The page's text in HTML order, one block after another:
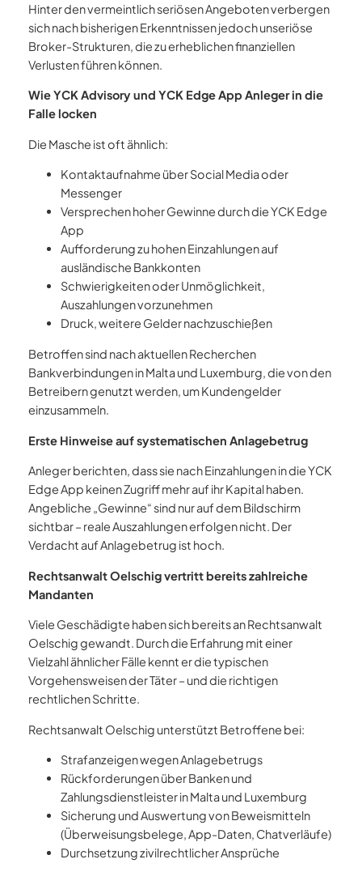
Hinter den vermeintlich seriösen Angeboten verbergen
sich nach bisherigen Erkenntnissen jedoch unseriöse
Broker-Strukturen, die zu erheblichen finanziellen
Verlusten führen können.
Wie YCK Advisory und YCK Edge App Anleger in die
Falle locken
Die Masche ist oft ähnlich:
Kontaktaufnahme über Social Media oder
Messenger
Versprechen hoher Gewinne durch die YCK Edge
App
Aufforderung zu hohen Einzahlungen auf
ausländische Bankkonten
Schwierigkeiten oder Unmöglichkeit,
Auszahlungen vorzunehmen
Druck, weitere Gelder nachzuschießen
Betroffen sind nach aktuellen Recherchen
Bankverbindungen in Malta und Luxemburg, die von den
Betreibern genutzt werden, um Kundengelder
einzusammeln.
Erste Hinweise auf systematischen Anlagebetrug
Anleger berichten, dass sie nach Einzahlungen in die YCK
Edge App keinen Zugriff mehr auf ihr Kapital haben.
Angebliche „Gewinne“ sind nur auf dem Bildschirm
sichtbar – reale Auszahlungen erfolgen nicht. Der
Verdacht auf Anlagebetrug ist hoch.
Rechtsanwalt Oelschig vertritt bereits zahlreiche
Mandanten
Viele Geschädigte haben sich bereits an Rechtsanwalt
Oelschig gewandt. Durch die Erfahrung mit einer
Vielzahl ähnlicher Fälle kennt er die typischen
Vorgehensweisen der Täter – und die richtigen
rechtlichen Schritte.
Rechtsanwalt Oelschig unterstützt Betroffene bei:
Strafanzeigen wegen Anlagebetrugs
Rückforderungen über Banken und
Zahlungsdienstleister in Malta und Luxemburg
Sicherung und Auswertung von Beweismitteln
(Überweisungsbelege, App-Daten, Chatverläufe)
Durchsetzung zivilrechtlicher Ansprüche